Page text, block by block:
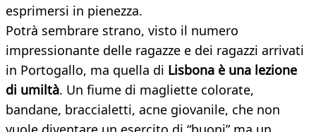
esprimersi in pienezza.
Potrà sembrare strano, visto il numero
impressionante delle ragazze e dei ragazzi arrivati
in Portogallo, ma quella di Lisbona è una lezione
di umiltà. Un fiume di magliette colorate,
bandane, braccialetti, acne giovanile, che non